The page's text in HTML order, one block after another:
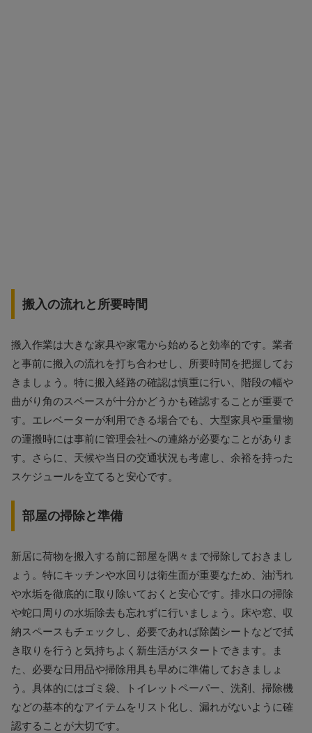
搬入の流れと所要時間
搬入作業は大きな家具や家電から始めると効率的です。業者
と事前に搬入の流れを打ち合わせし、所要時間を把握してお
きましょう。特に搬入経路の確認は慎重に行い、階段の幅や
曲がり角のスペースが十分かどうかも確認することが重要で
す。エレベーターが利用できる場合でも、大型家具や重量物
の運搬時には事前に管理会社への連絡が必要なことがありま
す。さらに、天候や当日の交通状況も考慮し、余裕を持った
スケジュールを立てると安心です。
部屋の掃除と準備
新居に荷物を搬入する前に部屋を隅々まで掃除しておきまし
ょう。特にキッチンや水回りは衛生面が重要なため、油汚れ
や水垢を徹底的に取り除いておくと安心です。排水口の掃除
や蛇口周りの水垢除去も忘れずに行いましょう。床や窓、収
納スペースもチェックし、必要であれば除菌シートなどで拭
き取りを行うと気持ちよく新生活がスタートできます。ま
た、必要な日用品や掃除用具も早めに準備しておきましょ
う。具体的にはゴミ袋、トイレットペーパー、洗剤、掃除機
などの基本的なアイテムをリスト化し、漏れがないように確
認することが大切です。